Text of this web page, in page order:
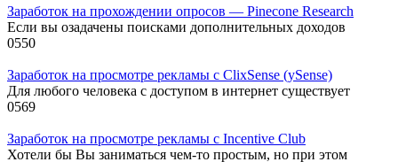
Заработок на прохождении опросов — Pinecone Research
Если вы озадачены поисками дополнительных доходов
0550
Заработок на просмотре рекламы с ClixSense (ySense)
Для любого человека с доступом в интернет существует
0569
Заработок на просмотре рекламы с Incentive Club
Хотели бы Вы заниматься чем-то простым, но при этом